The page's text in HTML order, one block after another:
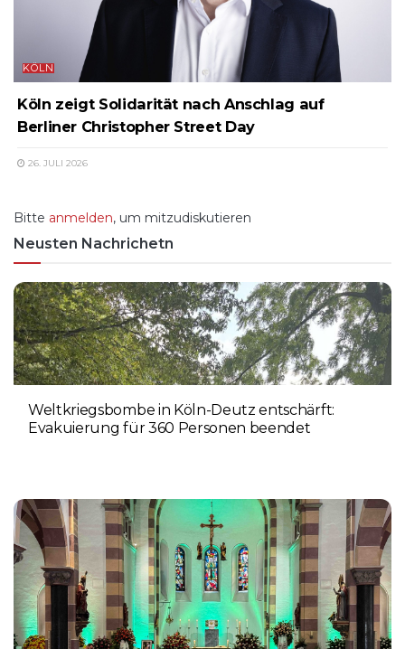
KÖLN
Köln zeigt Solidarität nach Anschlag auf
Berliner Christopher Street Day
26. JULI 2026
Bitte anmelden, um mitzudiskutieren
Neusten Nachrichetn
Weltkriegsbombe in Köln-Deutz entschärft:
Evakuierung für 360 Personen beendet